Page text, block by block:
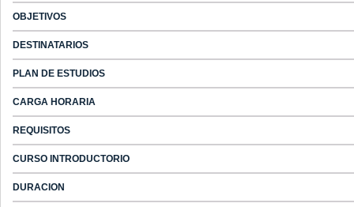
OBJETIVOS
DESTINATARIOS
PLAN DE ESTUDIOS
CARGA HORARIA
REQUISITOS
CURSO INTRODUCTORIO
DURACION